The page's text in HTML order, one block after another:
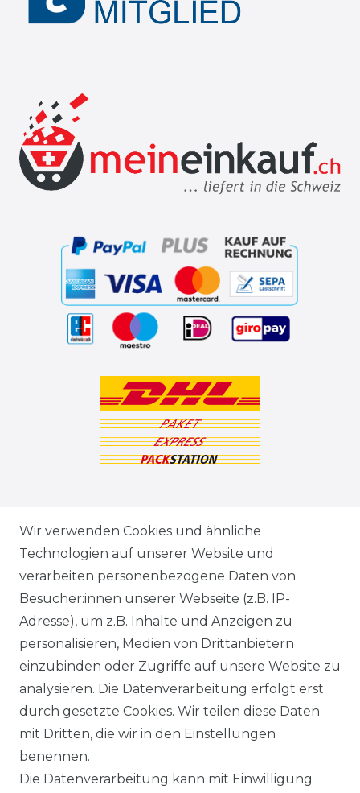
VERSANDARTEN & -KOSTEN
GEWERBETREIBENDE?
HILFE
KONTAKT
ANFAHRT
Wir verwenden Cookies und ähnliche
Technologien auf unserer Website und
verarbeiten personenbezogene Daten von
Besucher:innen unserer Webseite (z.B. IP-
Adresse), um z.B. Inhalte und Anzeigen zu
personalisieren, Medien von Drittanbietern
einzubinden oder Zugriffe auf unsere Website zu
analysieren. Die Datenverarbeitung erfolgt erst
durch gesetzte Cookies. Wir teilen diese Daten
mit Dritten, die wir in den Einstellungen
benennen.
Die Datenverarbeitung kann mit Einwilligung